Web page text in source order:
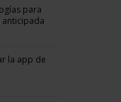
para
la app de